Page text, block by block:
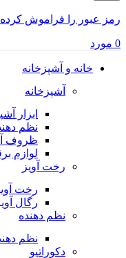
رمز عبور را فراموش کرده
0 مورد
خانه و آشپزخانه
آشپزخانه
ابزار
نظم
ظروف
لوازم
رخت آویز
رخت
رگال
نظم دهنده
نظم
دکوراتیو